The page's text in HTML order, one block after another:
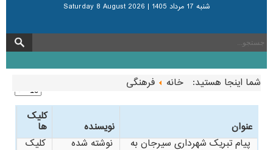
شنبه 17 مرداد 1405 |
Saturday 8 August 2026
شما اینجا هستید: خانه فرهنگی
عنوان نویسنده
کلیک
ها
پیام تبریک شهرداری سیرجان به
نوشته شده کلیک